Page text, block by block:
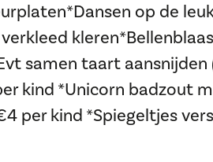
op de
samen taart
kind *Unicorn badzout
per kind *Spiegeltjes